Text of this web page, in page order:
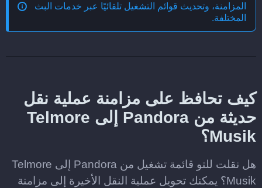
المزامنة، وتحديث قوائم التشغيل تلقائيًا عبر خدمات البث
المختلفة.
كيف تحافظ على مزامنة عملية نقل
حديثة من Pandora إلى Telmore
Musik؟
هل نقلت للتو قائمة تشغيل من Pandora إلى Telmore
Musik؟ يمكنك تحويل عملية النقل الأخيرة إلى مزامنة